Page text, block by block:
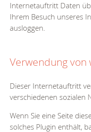
Internetauftritt Daten
Ihrem Besuch unseres
ausloggen.
Verwendung von
Dieser Internetauftritt
verschiedenen sozialen
Wenn Sie eine Seite
solches Plugin enthält,